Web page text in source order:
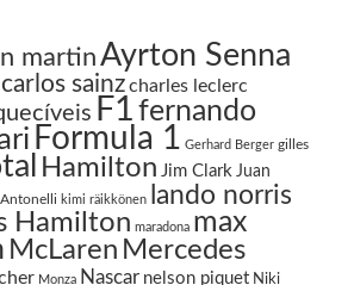
martinAyrton Senna
carlos sainzcharles leclerc
F1 fernando
Formula 1 Gerhard Berger gilles
Hamilton Jim Clark Juan
kimi räikkönen lando norris
Hamilton maradona max
McLaren Mercedes
Monza Nascar nelson piquet Niki